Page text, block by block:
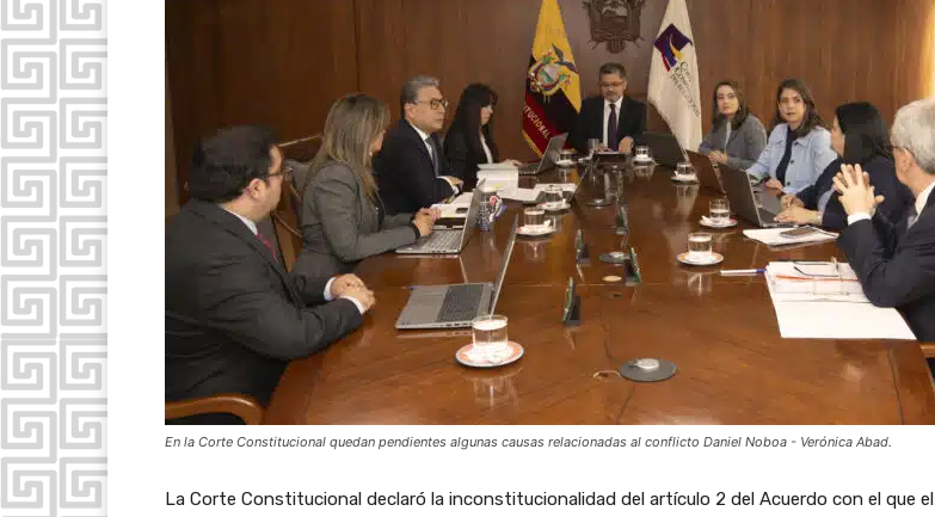
En la Corte Constitucional quedan pendientes algunas causas relacionadas al conflicto Daniel Noboa - Verónica Abad.
La Corte Constitucional declaró la inconstitucionalidad del artículo 2 del Acuerdo con el que el